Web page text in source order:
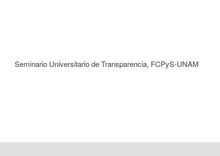
Seminario Universitario de Transparencia, FCPyS-UNAM